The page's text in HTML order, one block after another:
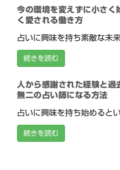
今の環境を変えずに小さく
く愛される働き方
占いに興味を持ち素敵な未
続きを読む
人から感謝された経験と過
無二の占い師になる方法
占いに興味を持ち始めると
続きを読む